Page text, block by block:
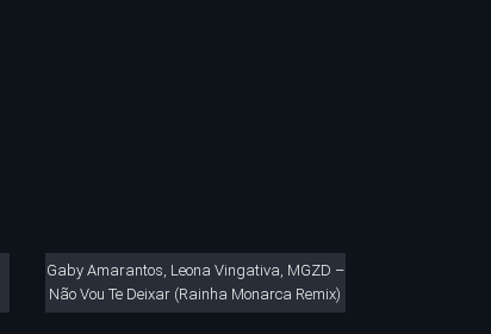
Gaby Amarantos, Leona Vingativa, MGZD –
Não Vou Te Deixar (Rainha Monarca Remix)